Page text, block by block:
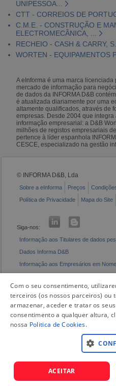
UNIPESSOA...
CTT - CORREIOS DE
C.M.E. - CONSTRUÇÃO E
ELECTROMECÂNICA, ...
RECHEIO - CASH & CARRY,
WORTEN - EQUIPAMENTOS
A eInforma é uma marca licenciada
mercado de informação para
de dados da INFORMA D&B
é atualizada diariamente por uma
altamente qualificados, através de
empresas. Desde 2004 que
informação empresarial: a D&B
milhões de registos empresariais
pertence à líder espanhola
CESCE, especializado na gestão
© INFORMA D&B, Lda
Sobre a eInforma Preços
Política de Privacidade
Mapa do Site
Siga-nos:
Informação aos Titulares de dados
Dados Informa D&B
Informação aos Empresários em
Com o seu consentimento,
terceiros (os nossos parceiros) ou
armazenar, aceder e tratar os
consentimento a qualquer altura,
nossa Politica de Cookies.
ACEITAR